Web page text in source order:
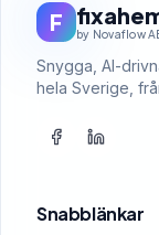
F by Novaflow
Snygga, AI-
hela Sverige,
Snabblänkar